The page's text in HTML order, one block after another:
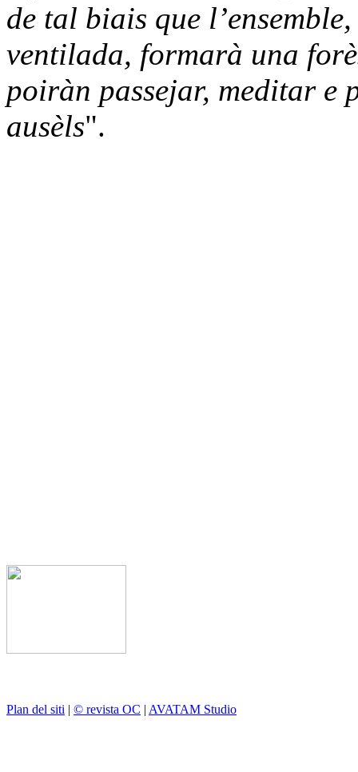
de tal biais que
ventilada, formarà una
poiràn passejar, meditar e
ausèls".
Plan del siti | © revista OC | AVATAM Studio